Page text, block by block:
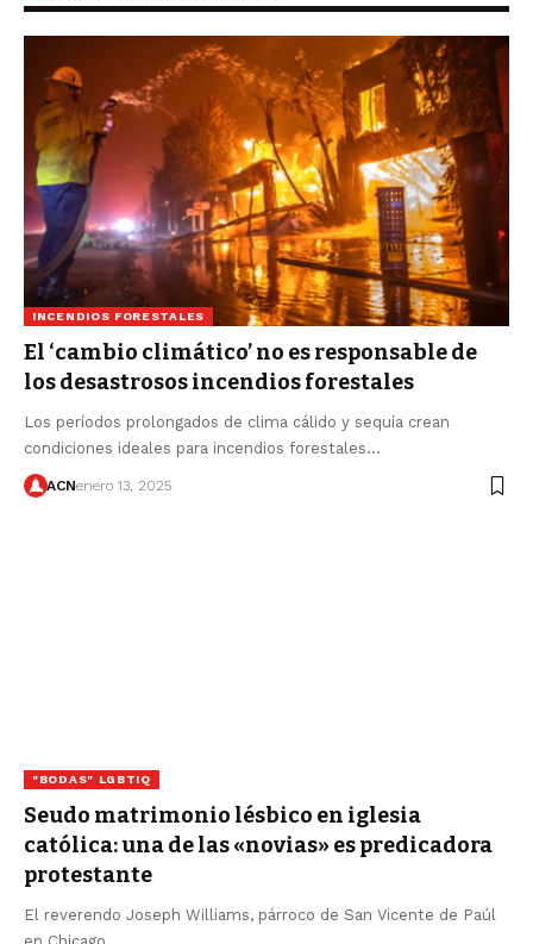
INCENDIOS FORESTALES
El ‘cambio climático’ no es responsable de
los desastrosos incendios forestales
Los períodos prolongados de clima cálido y sequía crean
condiciones ideales para incendios forestales…
ACNenero 13, 2025
"BODAS" LGBTIQ
Seudo matrimonio lésbico en iglesia
católica: una de las «novias» es predicadora
protestante
El reverendo Joseph Williams, párroco de San Vicente de Paúl